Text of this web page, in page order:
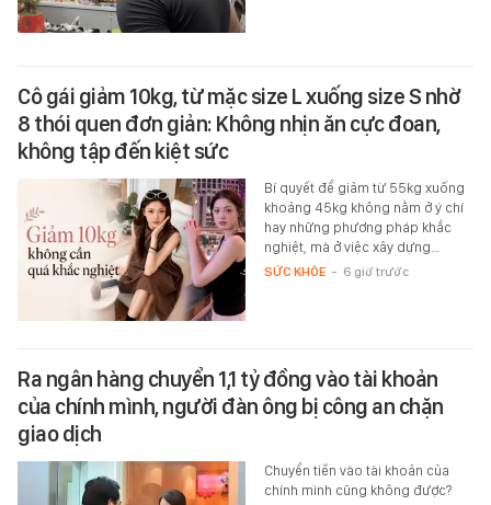
Cô gái giảm 10kg, từ mặc size L xuống size S nhờ
8 thói quen đơn giản: Không nhịn ăn cực đoan,
không tập đến kiệt sức
Bí quyết để giảm từ 55kg xuống
khoảng 45kg không nằm ở ý chí
hay những phương pháp khắc
nghiệt, mà ở việc xây dựng…
SỨC KHỎE - 6 giờ trước
Ra ngân hàng chuyển 1,1 tỷ đồng vào tài khoản
của chính mình, người đàn ông bị công an chặn
giao dịch
Chuyển tiền vào tài khoản của
chính mình cũng không được?